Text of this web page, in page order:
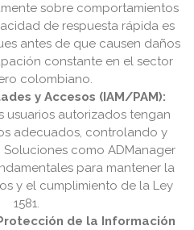
sobre comportamientos
de respuesta rápida es
antes de que causen daños
constante en el sector
colombiano.
y Accesos (IAM/PAM):
usuarios autorizados tengan
adecuados, controlando y
como ADManager
para mantener la
y el cumplimiento de la Ley
1581.
de la Información